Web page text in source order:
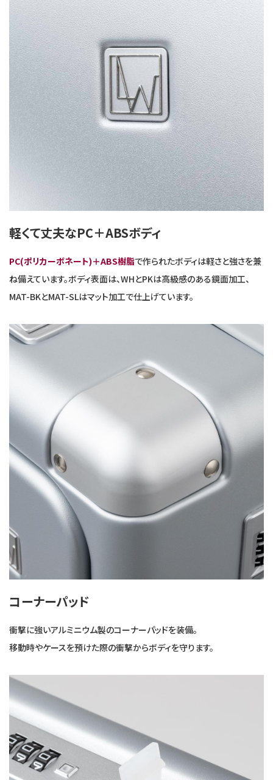
軽くて丈夫なPC＋ABSボディ
PC(ポリカーボネート)＋ABS樹脂で作られたボディは軽さと強さを兼
ね備えています。ボディ表面は、WHとPKは高級感のある鏡面加工、
MAT-BKとMAT-SLはマット加工で仕上げています。
コーナーパッド
衝撃に強いアルミニウム製のコーナーパッドを装備。
移動時やケースを預けた際の衝撃からボディを守ります。